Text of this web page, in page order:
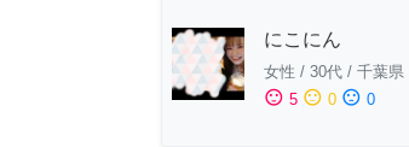
にこにん
女性 / 30代 / 千葉県
sentiment_satisfied 5 sentiment_neutral 0 sentiment_dissatisfied 0